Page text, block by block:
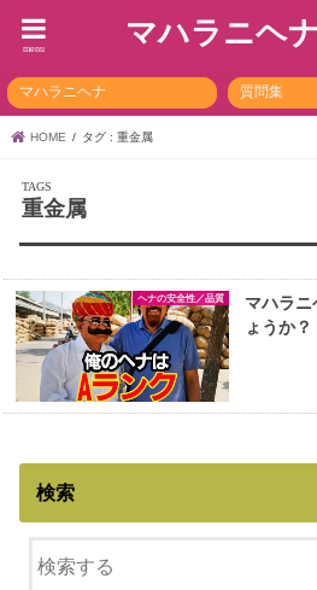
マハラニヘ
menu
マハラニヘナ 質問集
HOME タグ : 重金属
重金属
ヘナの安全性／品質
マハラ
ょうか？
検索